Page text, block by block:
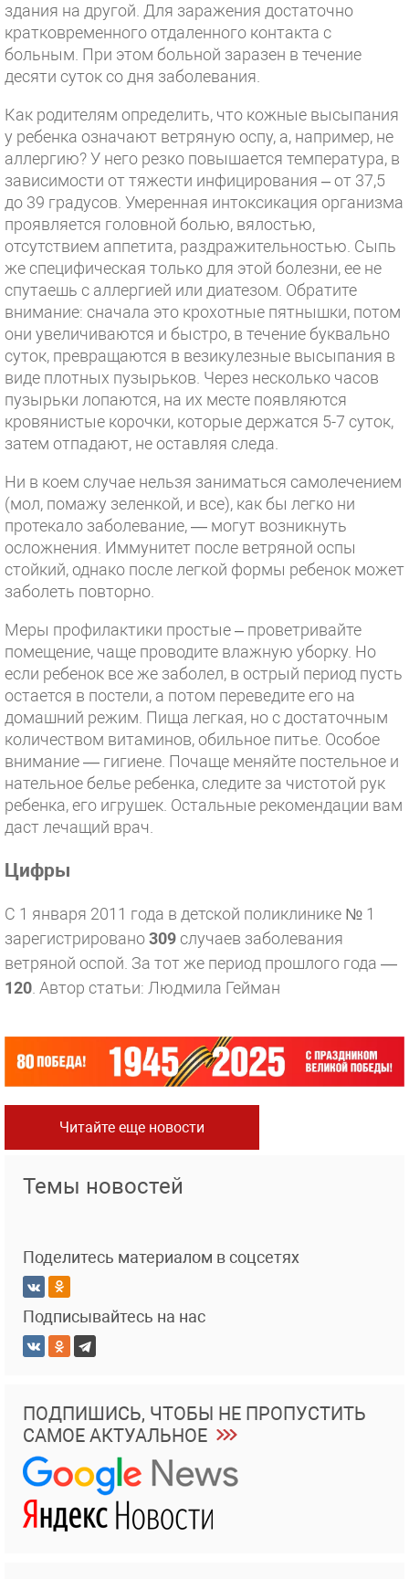
здания на другой. Для заражения достаточно
кратковременного отдаленного контакта с
больным. При этом больной заразен в течение
десяти суток со дня заболевания.
Как родителям определить, что кожные высыпания
у ребенка означают ветряную оспу, а, например, не
аллергию? У него резко повышается температура, в
зависимости от тяжести инфицирования – от 37,5
до 39 градусов. Умеренная интоксикация организма
проявляется головной болью, вялостью,
отсутствием аппетита, раздражительностью. Сыпь
же специфическая только для этой болезни, ее не
спутаешь с аллергией или диатезом. Обратите
внимание: сначала это крохотные пятнышки, потом
они увеличиваются и быстро, в течение буквально
суток, превращаются в везикулезные высыпания в
виде плотных пузырьков. Через несколько часов
пузырьки лопаются, на их месте появляются
кровянистые корочки, которые держатся 5-7 суток,
затем отпадают, не оставляя следа.
Ни в коем случае нельзя заниматься самолечением
(мол, помажу зеленкой, и все), как бы легко ни
протекало заболевание, — могут возникнуть
осложнения. Иммунитет после ветряной оспы
стойкий, однако после легкой формы ребенок может
заболеть повторно.
Меры профилактики простые – проветривайте
помещение, чаще проводите влажную уборку. Но
если ребенок все же заболел, в острый период пусть
остается в постели, а потом переведите его на
домашний режим. Пища легкая, но с достаточным
количеством витаминов, обильное питье. Особое
внимание — гигиене. Почаще меняйте постельное и
нательное белье ребенка, следите за чистотой рук
ребенка, его игрушек. Остальные рекомендации вам
даст лечащий врач.
Цифры
С 1 января 2011 года в детской поликлинике № 1
зарегистрировано309 случаев заболевания
ветряной оспой. За тот же период прошлого года —
120 Автор статьи: Людмила Гейман
Читайте еще новости
Темы новостей
Поделитесь материалом в соцсетях
Подписывайтесь на нас
ПОДПИШИСЬ, ЧТОБЫ НЕ ПРОПУСТИТЬ
САМОЕ АКТУАЛЬНОЕ